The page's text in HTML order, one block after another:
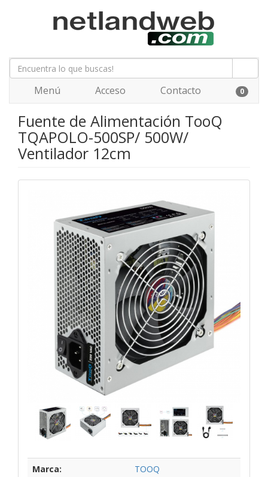
Menú Acceso Contacto 0
Fuente de Alimentación TooQ
TQAPOLO-500SP/ 500W/
Ventilador 12cm
Marca:
TOOQ